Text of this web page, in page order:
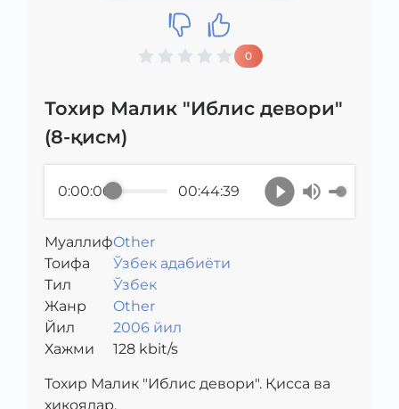
0
Тохир Малик "Иблис девори"
(8-қисм)
0:00:00 00:44:39
МуаллифOther
Toифа
Ўзбек адабиёти
Тил
Ўзбек
Жанр
Other
Йил
2006 йил
Хажми
128kbit/s
Тохир Малик "Иблис девори". Қисса ва
ҳикоялар.